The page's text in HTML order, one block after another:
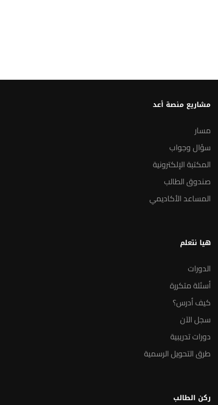
مشاريع منصة أعد
مسار
سؤال وجواب
المكتبة الإلكترونية
صندوق الطالب
المساعد الأكاديمي
هيا نتعلم
الدورات
أسئلة متكررة
كيف أدرس؟
سجل الآن
دورات تدريبية
طرق التحويل الرسمية
ركن الطالب